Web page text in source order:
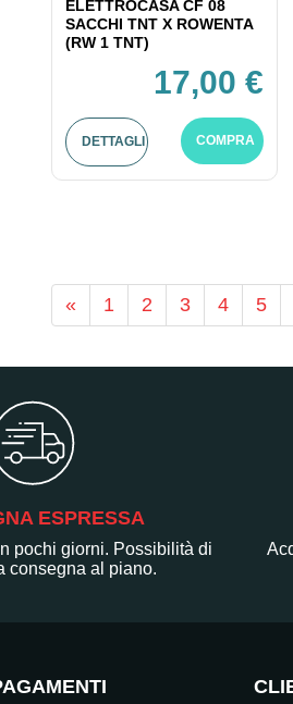
ELETTROCASA CF 08
SACCHI TNT X ROWENTA
(RW 1 TNT)
17,00 €
DETTAGLI COMPRA
« 1 2 3 4 5
ESPRESSA
pochi giorni. Possibilità di
consegna al piano.